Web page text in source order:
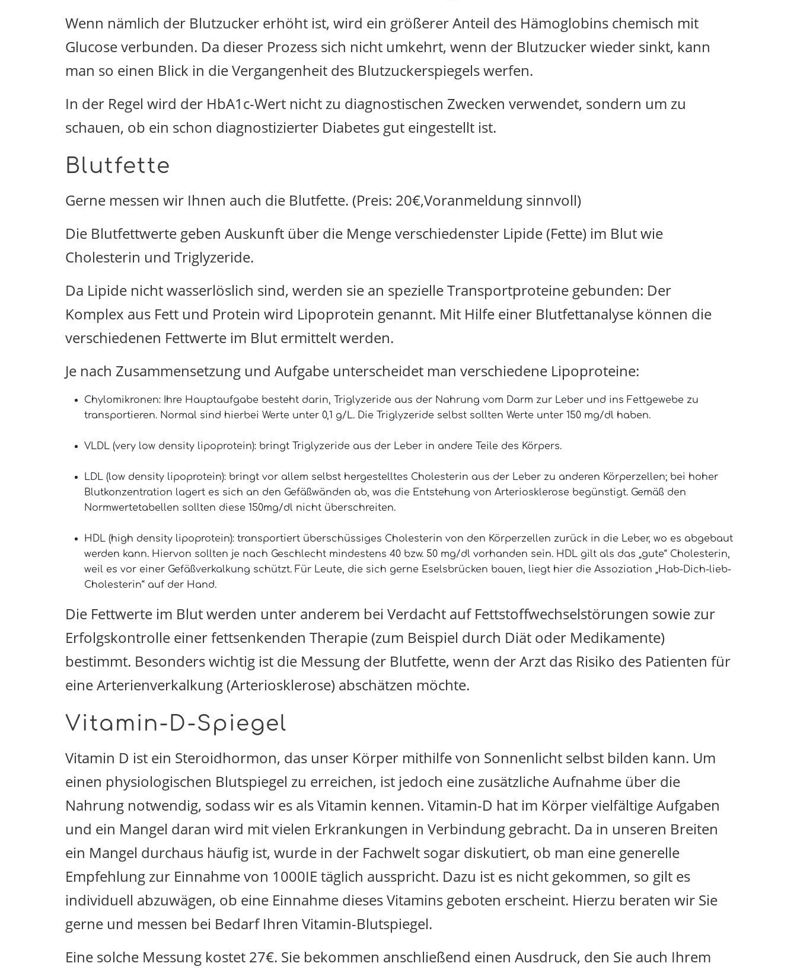
Wenn nämlich der Blutzucker erhöht ist, wird ein größerer Anteil des Hämoglobins chemisch mit
Glucose verbunden. Da dieser Prozess sich nicht umkehrt, wenn der Blutzucker wieder sinkt, kann
man so einen Blick in die Vergangenheit des Blutzuckerspiegels werfen.
In der Regel wird der HbA1c-Wert nicht zu diagnostischen Zwecken verwendet, sondern um zu
schauen, ob ein schon diagnostizierter Diabetes gut eingestellt ist.
Blutfette
Gerne messen wir Ihnen auch die Blutfette. (Preis: 20€,Voranmeldung sinnvoll)
Die Blutfettwerte geben Auskunft über die Menge verschiedenster Lipide (Fette) im Blut wie
Cholesterin und Triglyzeride.
Da Lipide nicht wasserlöslich sind, werden sie an spezielle Transportproteine gebunden: Der
Komplex aus Fett und Protein wird Lipoprotein genannt. Mit Hilfe einer Blutfettanalyse können die
verschiedenen Fettwerte im Blut ermittelt werden.
Je nach Zusammensetzung und Aufgabe unterscheidet man verschiedene Lipoproteine:
Chylomikronen: Ihre Hauptaufgabe besteht darin, Triglyzeride aus der Nahrung vom Darm zur Leber und ins Fettgewebe zu
transportieren. Normal sind hierbei Werte unter 0,1 g/L. Die Triglyzeride selbst sollten Werte unter 150 mg/dl haben.
VLDL (very low density lipoprotein): bringt Triglyzeride aus der Leber in andere Teile des Körpers.
LDL (low density lipoprotein): bringt vor allem selbst hergestelltes Cholesterin aus der Leber zu anderen Körperzellen; bei hoher
Blutkonzentration lagert es sich an den Gefäßwänden ab, was die Entstehung von Arteriosklerose begünstigt. Gemäß den
Normwertetabellen sollten diese 150mg/dl nicht überschreiten.
HDL (high density lipoprotein): transportiert überschüssiges Cholesterin von den Körperzellen zurück in die Leber, wo es abgebaut
werden kann. Hiervon sollten je nach Geschlecht mindestens 40 bzw. 50 mg/dl vorhanden sein. HDL gilt als das „gute“ Cholesterin,
weil es vor einer Gefäßverkalkung schützt. Für Leute, die sich gerne Eselsbrücken bauen, liegt hier die Assoziation „Hab-Dich-lieb-
Cholesterin“ auf der Hand.
Die Fettwerte im Blut werden unter anderem bei Verdacht auf Fettstoffwechselstörungen sowie zur
Erfolgskontrolle einer fettsenkenden Therapie (zum Beispiel durch Diät oder Medikamente)
bestimmt. Besonders wichtig ist die Messung der Blutfette, wenn der Arzt das Risiko des Patienten für
eine Arterienverkalkung (Arteriosklerose) abschätzen möchte.
Vitamin-D-Spiegel
Vitamin D ist ein Steroidhormon, das unser Körper mithilfe von Sonnenlicht selbst bilden kann. Um
einen physiologischen Blutspiegel zu erreichen, ist jedoch eine zusätzliche Aufnahme über die
Nahrung notwendig, sodass wir es als Vitamin kennen. Vitamin-D hat im Körper vielfältige Aufgaben
und ein Mangel daran wird mit vielen Erkrankungen in Verbindung gebracht. Da in unseren Breiten
ein Mangel durchaus häufig ist, wurde in der Fachwelt sogar diskutiert, ob man eine generelle
Empfehlung zur Einnahme von 1000IE täglich ausspricht. Dazu ist es nicht gekommen, so gilt es
individuell abzuwägen, ob eine Einnahme dieses Vitamins geboten erscheint. Hierzu beraten wir Sie
gerne und messen bei Bedarf Ihren Vitamin-Blutspiegel.
Eine solche Messung kostet 27€. Sie bekommen anschließend einen Ausdruck, den Sie auch Ihrem